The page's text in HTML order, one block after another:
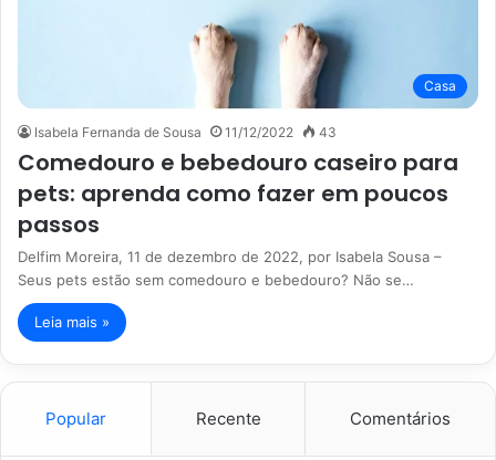
Casa
Isabela Fernanda de Sousa 11/12/2022 43
Comedouro e bebedouro caseiro para
pets: aprenda como fazer em poucos
passos
Delfim Moreira, 11 de dezembro de 2022, por Isabela Sousa –
Seus pets estão sem comedouro e bebedouro? Não se…
Leia mais »
Popular Recente Comentários